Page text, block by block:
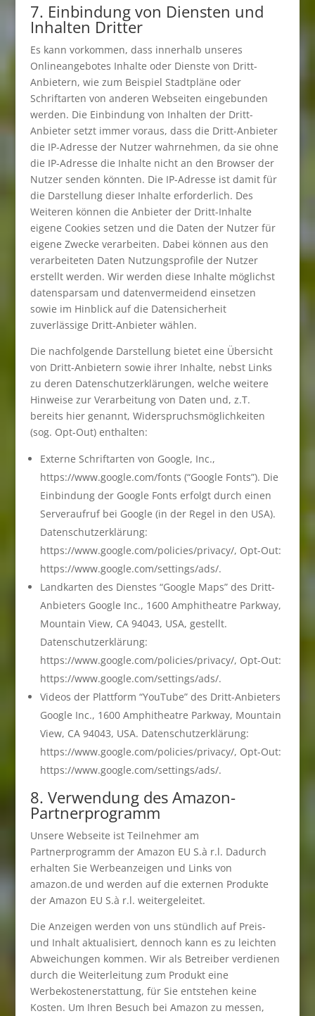
7. Einbindung von Diensten und
Inhalten Dritter
Es kann vorkommen, dass innerhalb unseres
Onlineangebotes Inhalte oder Dienste von Dritt-
Anbietern, wie zum Beispiel Stadtpläne oder
Schriftarten von anderen Webseiten eingebunden
werden. Die Einbindung von Inhalten der Dritt-
Anbieter setzt immer voraus, dass die Dritt-Anbieter
die IP-Adresse der Nutzer wahrnehmen, da sie ohne
die IP-Adresse die Inhalte nicht an den Browser der
Nutzer senden könnten. Die IP-Adresse ist damit für
die Darstellung dieser Inhalte erforderlich. Des
Weiteren können die Anbieter der Dritt-Inhalte
eigene Cookies setzen und die Daten der Nutzer für
eigene Zwecke verarbeiten. Dabei können aus den
verarbeiteten Daten Nutzungsprofile der Nutzer
erstellt werden. Wir werden diese Inhalte möglichst
datensparsam und datenvermeidend einsetzen
sowie im Hinblick auf die Datensicherheit
zuverlässige Dritt-Anbieter wählen.
Die nachfolgende Darstellung bietet eine Übersicht
von Dritt-Anbietern sowie ihrer Inhalte, nebst Links
zu deren Datenschutzerklärungen, welche weitere
Hinweise zur Verarbeitung von Daten und, z.T.
bereits hier genannt, Widerspruchsmöglichkeiten
(sog. Opt-Out) enthalten:
Externe Schriftarten von Google, Inc.,
https://www.google.com/fonts (“Google Fonts”). Die
Einbindung der Google Fonts erfolgt durch einen
Serveraufruf bei Google (in der Regel in den USA).
Datenschutzerklärung:
https://www.google.com/policies/privacy/, Opt-Out:
https://www.google.com/settings/ads/.
Landkarten des Dienstes “Google Maps” des Dritt-
Anbieters Google Inc., 1600 Amphitheatre Parkway,
Mountain View, CA 94043, USA, gestellt.
Datenschutzerklärung:
https://www.google.com/policies/privacy/, Opt-Out:
https://www.google.com/settings/ads/.
Videos der Plattform “YouTube” des Dritt-Anbieters
Google Inc., 1600 Amphitheatre Parkway, Mountain
View, CA 94043, USA. Datenschutzerklärung:
https://www.google.com/policies/privacy/, Opt-Out:
https://www.google.com/settings/ads/.
8. Verwendung des Amazon-
Partnerprogramm
Unsere Webseite ist Teilnehmer am
Partnerprogramm der Amazon EU S.à r.l. Dadurch
erhalten Sie Werbeanzeigen und Links von
amazon.de und werden auf die externen Produkte
der Amazon EU S.à r.l. weitergeleitet.
Die Anzeigen werden von uns stündlich auf Preis-
und Inhalt aktualisiert, dennoch kann es zu leichten
Abweichungen kommen. Wir als Betreiber verdienen
durch die Weiterleitung zum Produkt eine
Werbekostenerstattung, für Sie entstehen keine
Kosten. Um Ihren Besuch bei Amazon zu messen,